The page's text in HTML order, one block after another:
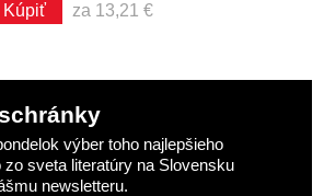
Kúpiť za 13,21 €
výber toho najlepšieho
zo sveta literatúry na Slovensku
newsletteru.